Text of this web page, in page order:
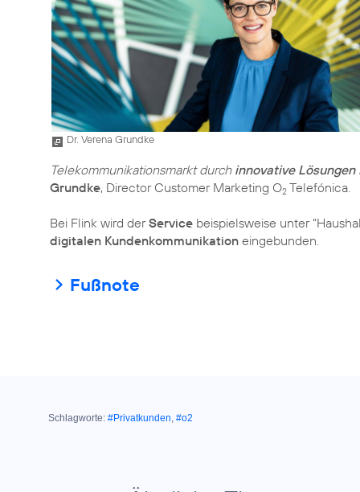
Dr. Verena Grundke
Telekommunikationsmarkt durch innovative Lösungen
Grundke, Director Customer Marketing O2 Telefónica.
Bei Flink wird derService beispielsweise unter
digitalen Kundenkommunikation eingebunden.
Fußnote
Schlagworte: #Privatkunden, #o2